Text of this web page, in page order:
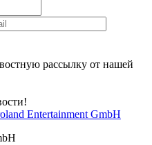
рассылку от нашей